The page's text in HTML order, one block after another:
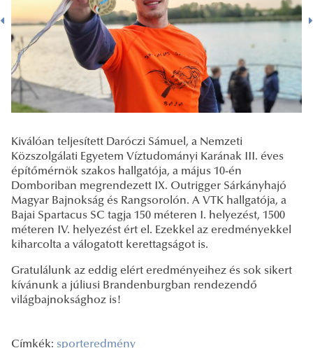
Kiválóan teljesített Daróczi Sámuel, a Nemzeti
Közszolgálati Egyetem Víztudományi Karának III. éves
építőmérnök szakos hallgatója, a május 10-én
Domboriban megrendezett IX. Outrigger Sárkányhajó
Magyar Bajnokság és Rangsorolón. A VTK hallgatója, a
Bajai Spartacus SC tagja 150 méteren I. helyezést, 1500
méteren IV. helyezést ért el. Ezekkel az eredményekkel
kiharcolta a válogatott kerettagságot is.
Gratulálunk az eddig elért eredményeihez és sok sikert
kívánunk a júliusi Brandenburgban rendezendő
világbajnoksághoz is!
Címkék: sporteredmény